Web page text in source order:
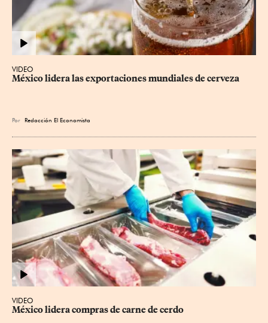
VIDEO
México lidera las exportaciones mundiales de cerveza
Por Redacción El Economista
VIDEO
México lidera compras de carne de cerdo